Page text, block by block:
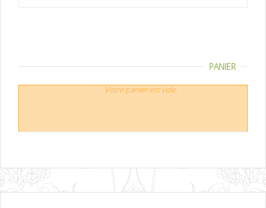
PANIER
Votre panier est vide.